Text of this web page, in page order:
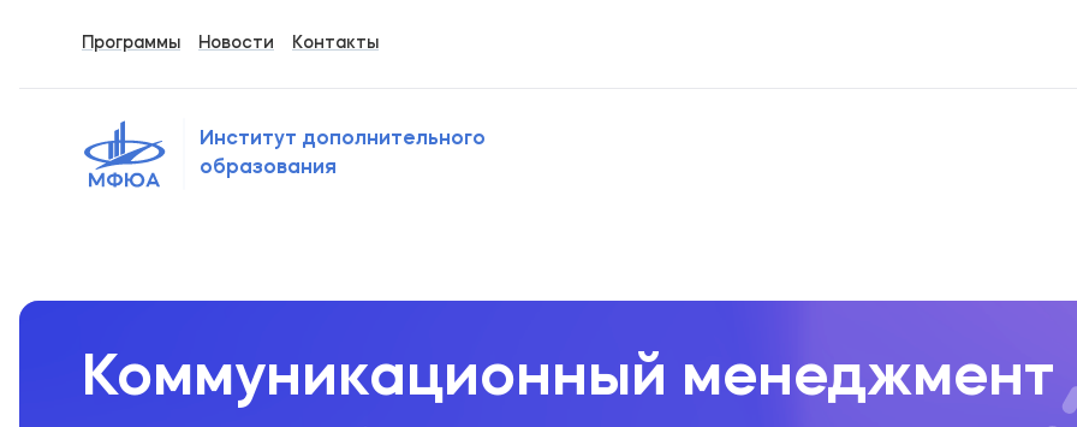
Институт дополнительного
образования
Программы Новости Контакты
Коммуникационный менеджмент